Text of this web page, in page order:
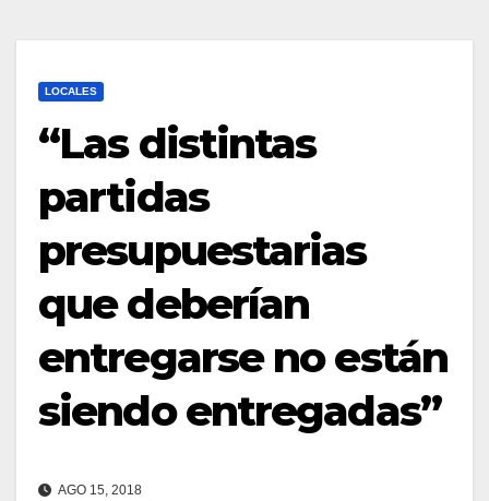
LOCALES
“Las distintas
partidas
presupuestarias
que deberían
entregarse no están
siendo entregadas”
AGO 15, 2018